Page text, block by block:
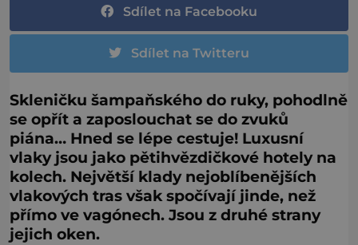
Sdílet na Facebooku
Sdílet na Twitteru
Skleničku šampaňského do ruky, pohodlně
se opřít a zaposlouchat se do zvuků
piána… Hned se lépe cestuje! Luxusní
vlaky jsou jako pětihvězdičkové hotely na
kolech. Největší klady nejoblíbenějších
vlakových tras však spočívají jinde, než
přímo ve vagónech. Jsou z druhé strany
jejich oken.